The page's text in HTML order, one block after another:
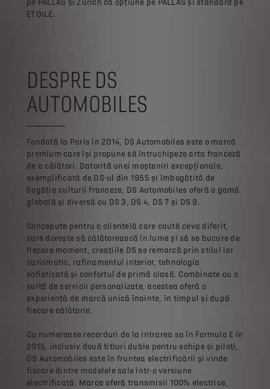
pe PALLAS și Zürich ca opțiune pe PALLAS și standard pe
ÉTOILE.
DESPRE DS
AUTOMOBILES
Fondată la Paris în 2014, DS Automobiles este o marcă
premium care își propune să întruchipeze arta franceză
de a călători. Datorită unei moșteniri excepționale,
exemplificată de DS-ul din 1955 și îmbogățită de
bogăția culturii franceze, DS Automobiles oferă o gamă
globală și diversă cu DS 3, DS 4, DS 7 și DS 9.
Concepute pentru o clientelă care caută ceva diferit,
care dorește să călătorească în lume și să se bucure de
fiecare moment, creațiile DS se remarcă prin stilul lor
carismatic, rafinamentul interior, tehnologia
sofisticată și confortul de primă clasă. Combinate cu o
suită de servicii personalizate, acestea oferă o
experiență de marcă unică înainte, în timpul și după
fiecare călătorie.
Cu numeroase recorduri de la intrarea sa în Formula E în
2015, inclusiv două titluri duble pentru echipe și piloți,
DS Automobiles este în fruntea electrificării și vinde
fiecare dintre modelele sale într-o versiune
electrificată. Marca oferă transmisii 100% electrice,